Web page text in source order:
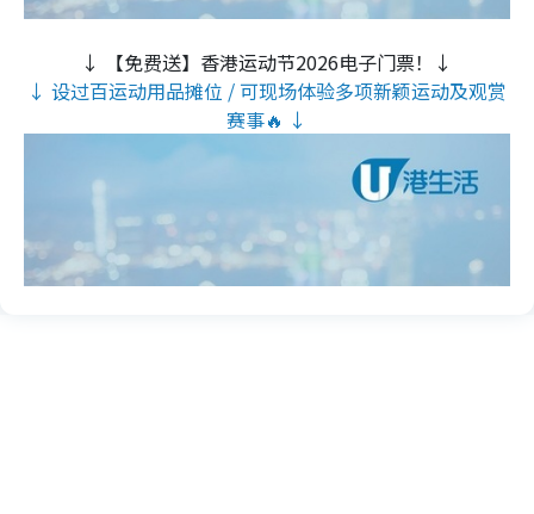
↓ 【免费送】香港运动节2026电子门票！↓
↓ 设过百运动用品摊位 / 可现场体验多项新颖运动及观赏
赛事🔥 ↓